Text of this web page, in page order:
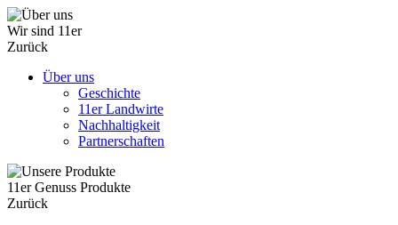
Wir sind 11er
Zurück
Über uns
Geschichte
11er Landwirte
Nachhaltigkeit
Partnerschaften
11er Genuss Produkte
Zurück